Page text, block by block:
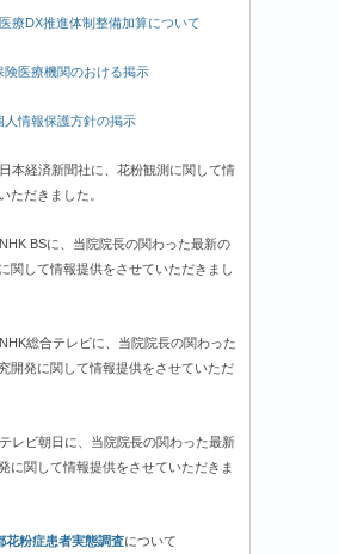
医療DX推進体制整備加算について
険医療機関のおける掲示
人情報保護方針の掲示
本経済新聞社に、花粉観測に関して情
ただきました。
BSに、当院院長の関わった最新の
関して情報提供をさせていただきまし
総合テレビに、当院院長の関わった
開発に関して情報提供をさせていただ
レビ朝日に、当院院長の関わった最新
に関して情報提供をさせていただきま
花粉症患者実態調査について